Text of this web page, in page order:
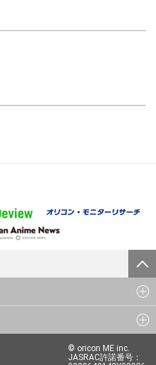
© oricon ME inc.
JASRAC許諾番号：